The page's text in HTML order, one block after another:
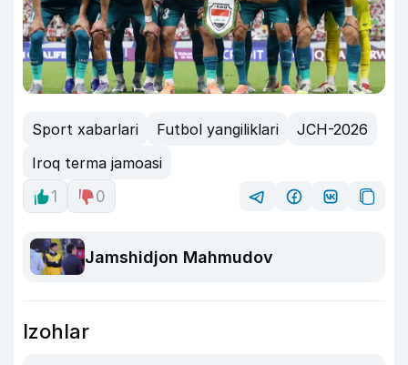
Sport xabarlari Futbol yangiliklari
JCH-2026
Iroq terma jamoasi
1
0
Jamshidjon Mahmudov
Izohlar